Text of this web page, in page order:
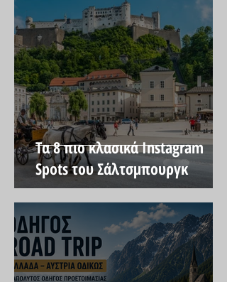
Τα 8 πιο κλασικά Instagram
Spots του Σάλτσμπουργκ